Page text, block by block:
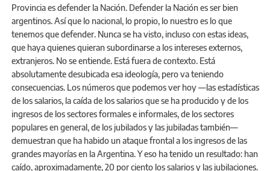
Provincia es defender la Nación. Defender la Nación es ser bien
argentinos. Así que lo nacional, lo propio, lo nuestro es lo que
tenemos que defender. Nunca se ha visto, incluso con estas ideas,
que haya quienes quieran subordinarse a los intereses externos,
extranjeros. No se entiende. Está fuera de contexto. Está
absolutamente desubicada esa ideología, pero va teniendo
consecuencias. Los números que podemos ver hoy —las estadísticas
de los salarios, la caída de los salarios que se ha producido y de los
ingresos de los sectores formales e informales, de los sectores
populares en general, de los jubilados y las jubiladas también—
demuestran que ha habido un ataque frontal a los ingresos de las
grandes mayorías en la Argentina. Y eso ha tenido un resultado: han
caído, aproximadamente, 20 por ciento los salarios y las jubilaciones.